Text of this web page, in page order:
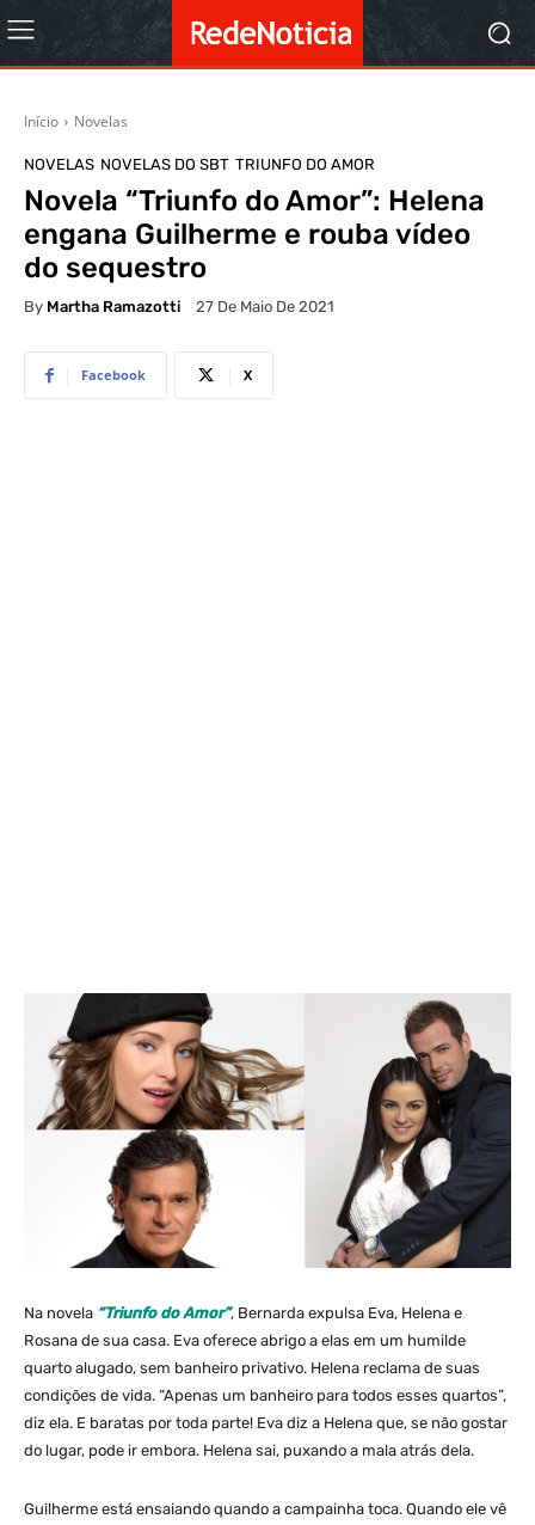
Início Novelas
NOVELAS NOVELAS DO SBT TRIUNFO DO AMOR
Novela “Triunfo do Amor”: Helena
engana Guilherme e rouba vídeo
do sequestro
By Martha Ramazotti 27 De Maio De 2021
Facebook X
Na novela “Triunfo do Amor”, Bernarda expulsa Eva, Helena e
Rosana de sua casa. Eva oferece abrigo a elas em um humilde
quarto alugado, sem banheiro privativo. Helena reclama de suas
condições de vida. “Apenas um banheiro para todos esses quartos”,
diz ela. E baratas por toda parte! Eva diz a Helena que, se não gostar
do lugar, pode ir embora. Helena sai, puxando a mala atrás dela.
Guilherme está ensaiando quando a campainha toca. Quando ele vê